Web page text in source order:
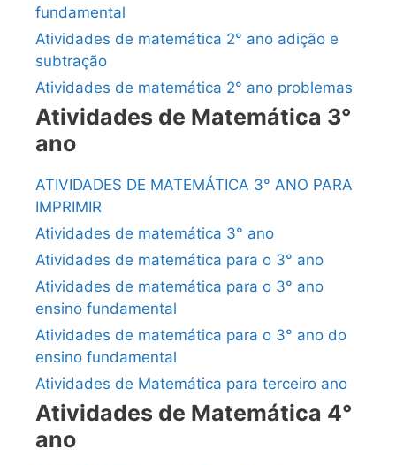
fundamental
Atividades de matemática 2° ano adição e
subtração
Atividades de matemática 2° ano problemas
Atividades de Matemática 3°
ano
ATIVIDADES DE MATEMÁTICA 3° ANO PARA
IMPRIMIR
Atividades de matemática 3° ano
Atividades de matemática para o 3° ano
Atividades de matemática para o 3° ano
ensino fundamental
Atividades de matemática para o 3° ano do
ensino fundamental
Atividades de Matemática para terceiro ano
Atividades de Matemática 4°
ano